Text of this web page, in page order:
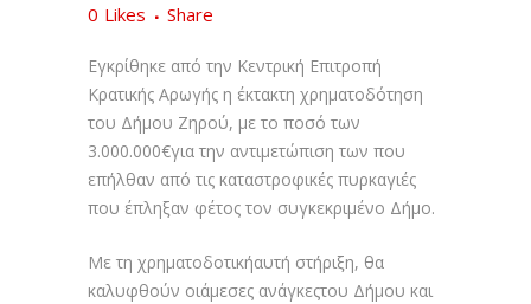
0 Likes Share
Εγκρίθηκε από την Κεντρική Επιτροπή
Κρατικής Αρωγής η έκτακτη χρηματοδότηση
του Δήμου Ζηρού, με το ποσό των
3.000.000€για την αντιμετώπιση των που
επήλθαν από τις καταστροφικές πυρκαγιές
που έπληξαν φέτος τον συγκεκριμένο Δήμο.
Με τη χρηματοδοτικήαυτή στήριξη, θα
καλυφθούν οιάμεσες ανάγκεςτου Δήμου και